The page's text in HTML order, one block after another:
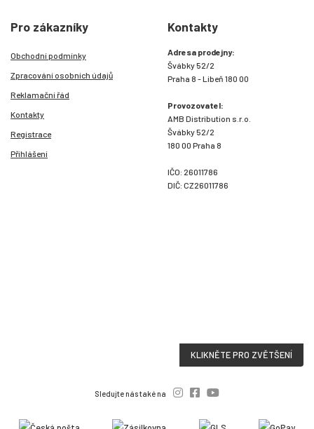
Pro zákazníky
Obchodní podmínky
Zpracování osobních údajů
Reklamační řád
Kontakty
Registrace
Přihlášení
Kontakty
Adresa prodejny:
Švábky 52/2
Praha 8 - Libeň 180 00
Provozovatel:
AMB Distribution s.r.o.
Švábky 52/2
180 00 Praha 8
IČO: 26011786
DIČ: CZ26011786
KLIKNĚTE PRO ZVĚTŠENÍ
Sledujte nás také na